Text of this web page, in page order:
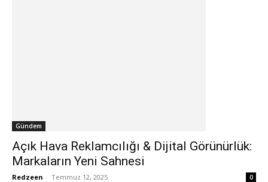
Gündem
Açık Hava Reklamcılığı & Dijital Görünürlük:
Markaların Yeni Sahnesi
Redzeen - Temmuz 12, 2025 0